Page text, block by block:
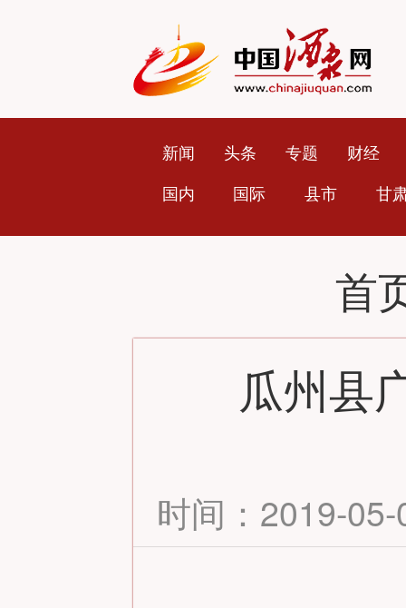
新闻 头条 专题
财经
国内
国际 县市 甘
首
瓜州县
时间：2019-